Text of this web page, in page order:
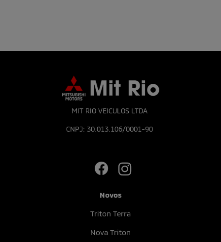
MIT RIO VEICULOS LTDA
CNPJ: 30.013.106/0001-90
Novos
Triton Terra
Nova Triton